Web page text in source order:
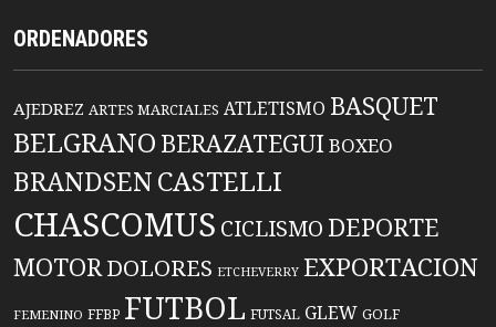
ORDENADORES
AJEDREZ ARTES MARCIALES ATLETISMO BASQUET
BELGRANO BERAZATEGUIBOXEO
BRANDSENCASTELLI
CHASCOMUS CICLISMO DEPORTE
MOTORDOLORES ETCHEVERRY EXPORTACION
FEMENINO FFBP FUTBOL FUTSAL GLEW GOLF